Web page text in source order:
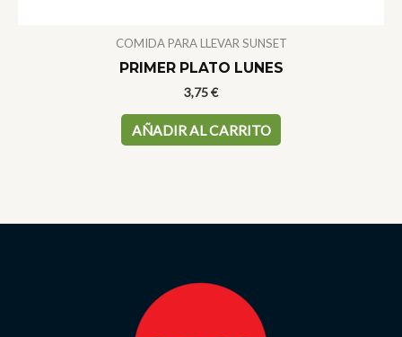
COMIDA PARA LLEVAR SUNSET
PRIMER PLATO LUNES
3,75€
AÑADIR AL CARRITO